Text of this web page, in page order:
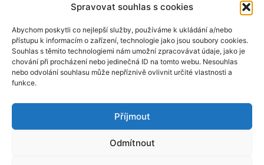
Spravovat souhlas s cookies
Abychom poskytli co nejlepší služby, používáme k ukládání a/nebo
přístupu k informacím o zařízení, technologie jako jsou soubory cookies.
Souhlas s těmito technologiemi nám umožní zpracovávat údaje, jako je
chování při procházení nebo jedinečná ID na tomto webu. Nesouhlas
nebo odvolání souhlasu může nepříznivě ovlivnit určité vlastnosti a
funkce.
Příjmout
Odmítnout
O NÁS
NÁSLEDUJ NÁS